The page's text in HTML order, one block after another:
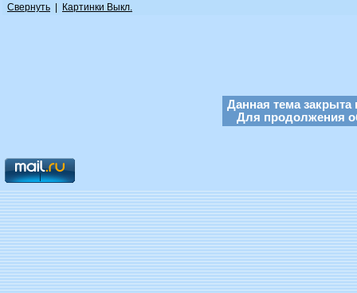
Свернуть Картинки Выкл.
Данная тема закрыта
Для продолжения